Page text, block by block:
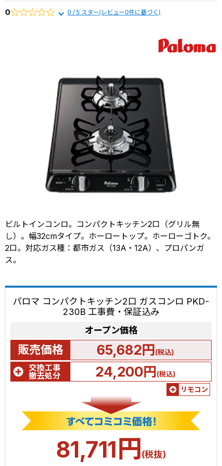
よく
0 0 / 5 スター(レビュー0件に基づく)
ビルトインコンロ。コンパクトキッチン2口（グリル無
し）。幅32cmタイプ。ホーロートップ。ホーローゴトク。
2口。対応ガス種：都市ガス（13A・12A）、プロパンガ
ス。
パロマ コンパクトキッチン2口 ガスコンロ PKD-
230B 工事費・保証込み
オープン価格
販売価格 65,682円(税込)
交換工事
撤去処分
24,200円(税込)
リモコン
81,711円(税抜)